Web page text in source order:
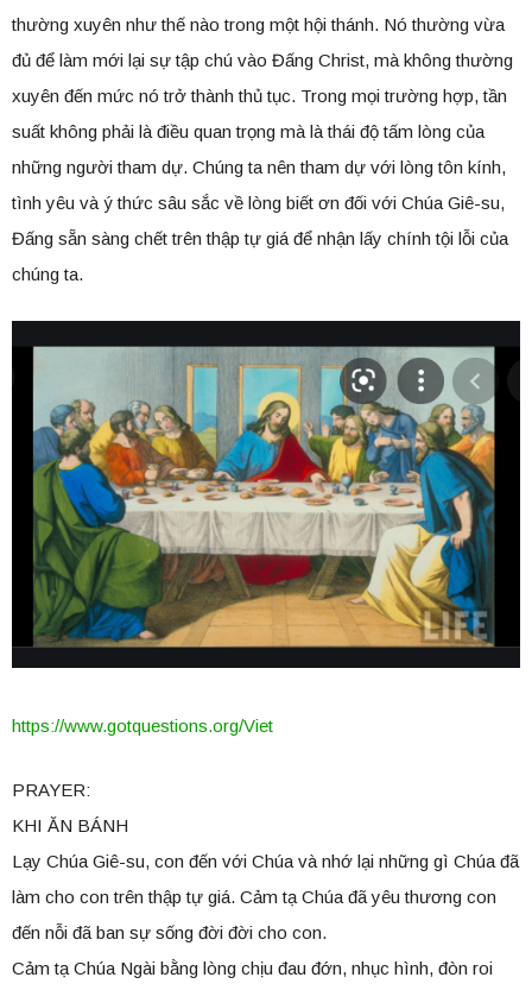
thường xuyên như thế nào trong một hội thánh. Nó thường vừa
đủ để làm mới lại sự tập chú vào Đấng Christ, mà không thường
xuyên đến mức nó trở thành thủ tục. Trong mọi trường hợp, tần
suất không phải là điều quan trọng mà là thái độ tấm lòng của
những người tham dự. Chúng ta nên tham dự với lòng tôn kính,
tình yêu và ý thức sâu sắc về lòng biết ơn đối với Chúa Giê-su,
Đấng sẵn sàng chết trên thập tự giá để nhận lấy chính tội lỗi của
chúng ta.
https://www.gotquestions.org/Viet
PRAYER:
KHI ĂN BÁNH
Lạy Chúa Giê-su, con đến với Chúa và nhớ lại những gì Chúa đã
làm cho con trên thập tự giá. Cảm tạ Chúa đã yêu thương con
đến nỗi đã ban sự sống đời đời cho con.
Cảm tạ Chúa Ngài bằng lòng chịu đau đớn, nhục hình, đòn roi